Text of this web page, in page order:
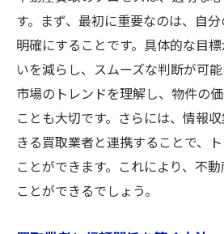
す。まず、最初に重要なのは、自
明確にすることです。具体的な目
いを減らし、スムーズな判断が可能
市場のトレンドを理解し、物件の
ことも大切です。さらには、情報
きる買取業者と連携することで、
ことができます。これにより、不
ことができるでしょう。